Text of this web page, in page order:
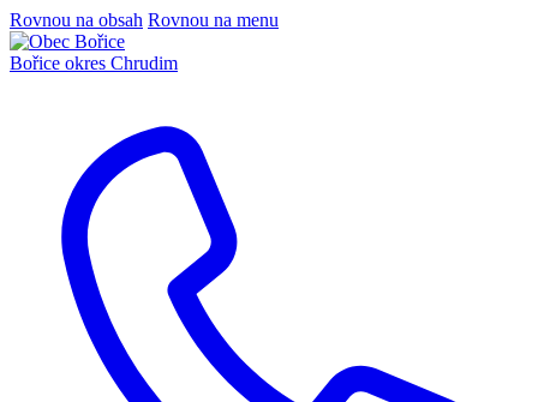
Rovnou na obsah Rovnou na menu
Bořice okres Chrudim